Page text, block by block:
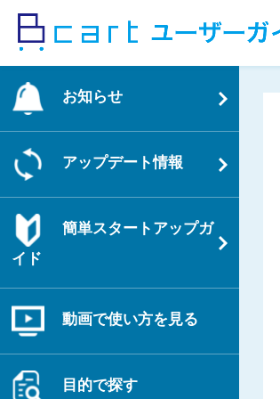
ッ
お知らせ
アップデート情報
簡単スタートアップガ
イド
動画で使い方を見る
目的で探す